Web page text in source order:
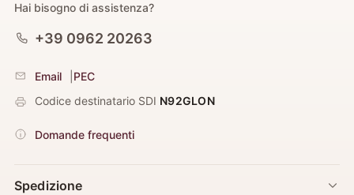
Hai bisogno di assistenza?
+39 0962 20263
Email
PEC
Codice destinatario SDI N92GLON
Domande frequenti
Spedizione